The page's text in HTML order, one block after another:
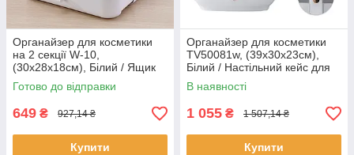
Органайзер для косметики
на 2 секції W-10,
(30х28х18см), Білий / Ящик
для зберігання косметичних
засобів
Готово до відправки
649 ₴ 927,14 ₴
Купити
Органайзер для косметики
TV50081w, (39х30х23см),
Білий / Настільний кейс для
косметичних засобів
В наявності
1 055 ₴ 1 507,14 ₴
Купити